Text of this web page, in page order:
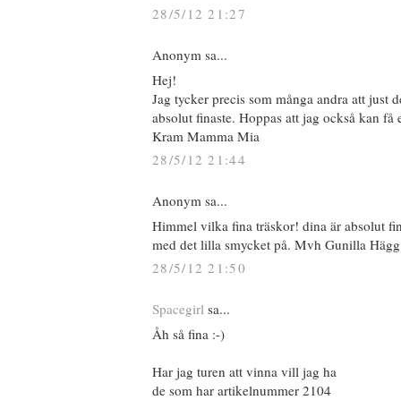
28/5/12 21:27
Anonym sa...
Hej!
Jag tycker precis som många andra att just
absolut finaste. Hoppas att jag också kan få
Kram Mamma Mia
28/5/12 21:44
Anonym sa...
Himmel vilka fina träskor! dina är absolut
med det lilla smycket på. Mvh Gunilla Hägg
28/5/12 21:50
Spacegirl sa...
Åh så fina :-)
Har jag turen att vinna vill jag ha
de som har artikelnummer 2104